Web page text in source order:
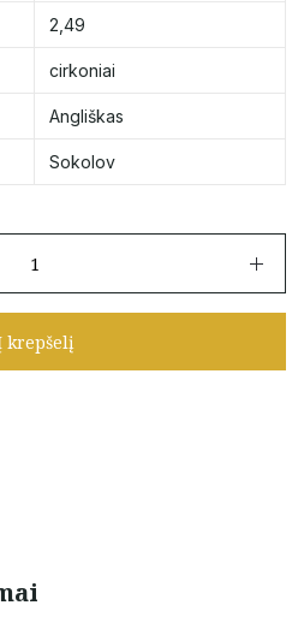
2,49
cirkoniai
Angliškas
Sokolov
krepšelį